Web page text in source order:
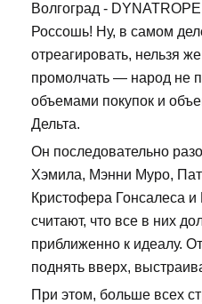
Волгоград -
Россошь! Ну, в самом
отреагировать, нельзя
промолчать — народ не
объемами покупок и
Дельта.
Он последовательно
Хэмила, Мэнни Муро,
Кристофера Гонсалеса
считают, что все в них
приближенно к идеалу.
поднять вверх,
При этом, больше всех